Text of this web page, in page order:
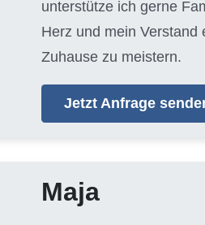
unterstütze ich gerne
Herz und mein Verstand
Zuhause zu meistern.
Jetzt Anfrage
Maja